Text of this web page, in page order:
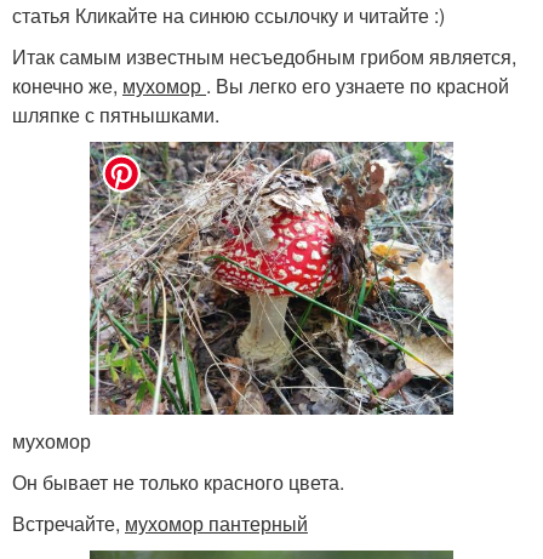
статья Кликайте на синюю ссылочку и читайте :)
Итак самым известным несъедобным грибом является,
конечно же, мухомор . Вы легко его узнаете по красной
шляпке с пятнышками.
мухомор
Он бывает не только красного цвета.
Встречайте, мухомор пантерный